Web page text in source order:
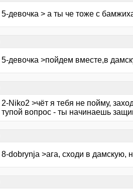
5-девочка > а ты че тоже с
5-девочка >пойдем вместе,в
2-Niko2 >чёт я тебя не пойму,
тупой вопрос - ты начинаешь
8-dobrynja >ага, сходи в дамскую,